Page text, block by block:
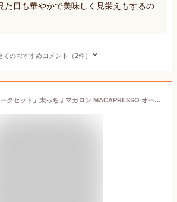
た目も華やかで美味しく見栄えもするの
てのおすすめコメント（2件）
「マカロンフレークセット」太っちょマカロン MACAPRESSO オールスター12個 & マカロンフレークセット マカプレッソ トゥンカロン マカロン macaron 韓国 スイーツ デザート プレゼント ギフト 敬老の日